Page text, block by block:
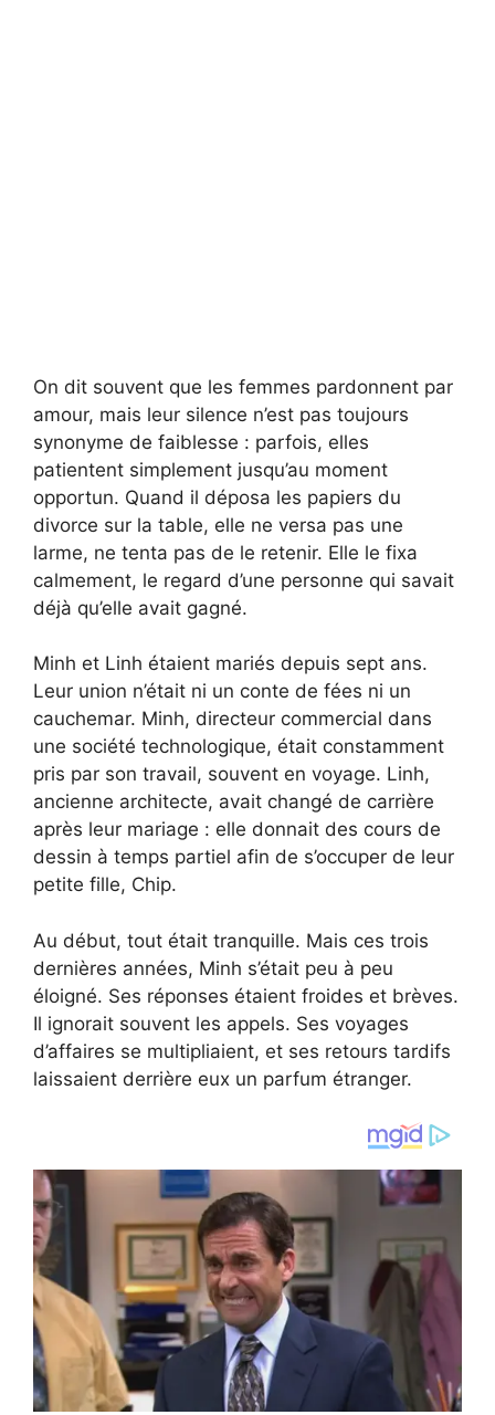
On dit souvent que les femmes pardonnent par
amour, mais leur silence n’est pas toujours
synonyme de faiblesse : parfois, elles
patientent simplement jusqu’au moment
opportun. Quand il déposa les papiers du
divorce sur la table, elle ne versa pas une
larme, ne tenta pas de le retenir. Elle le fixa
calmement, le regard d’une personne qui savait
déjà qu’elle avait gagné.
Minh et Linh étaient mariés depuis sept ans.
Leur union n’était ni un conte de fées ni un
cauchemar. Minh, directeur commercial dans
une société technologique, était constamment
pris par son travail, souvent en voyage. Linh,
ancienne architecte, avait changé de carrière
après leur mariage : elle donnait des cours de
dessin à temps partiel afin de s’occuper de leur
petite fille, Chip.
Au début, tout était tranquille. Mais ces trois
dernières années, Minh s’était peu à peu
éloigné. Ses réponses étaient froides et brèves.
Il ignorait souvent les appels. Ses voyages
d’affaires se multipliaient, et ses retours tardifs
laissaient derrière eux un parfum étranger.